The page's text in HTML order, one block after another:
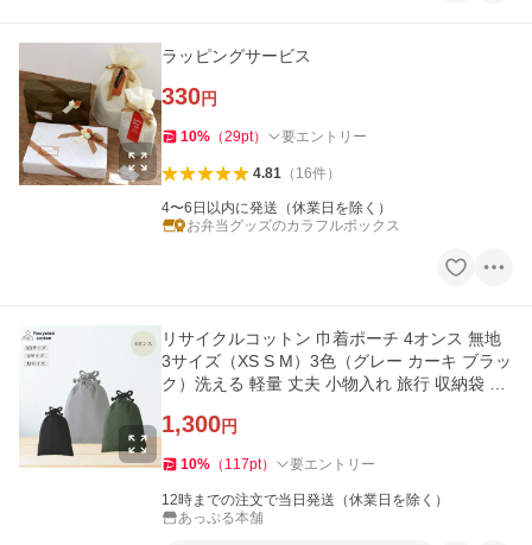
ラッピングサービス
330円
10% （29pt） 要エントリー
4.81（ 16件）
4〜6日以内に発送（休業日を除く）
お弁当グッズのカラフルボックス
リサイクルコットン 巾着ポーチ 4オンス 無地
3サイズ（XS S M）3色（グレー カーキ ブラッ
ク）洗える 軽量 丈夫 小物入れ 旅行 収納袋 メ
1,300円
10% （ 117pt） 要エントリー
12時までの注文で当日発送（休業日を除く）
あっぷる本舗